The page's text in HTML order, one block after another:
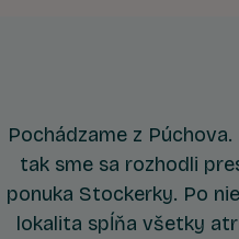
Pochádzame z
tak sme sa rozhodli
ponuka Stockerky. Po
lokalita spĺňa všetky